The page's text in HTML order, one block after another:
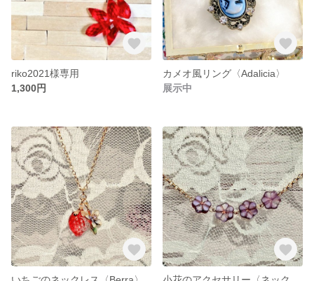
riko2021様専用
1,300円
カメオ風リング〈Adalicia〉
展示中